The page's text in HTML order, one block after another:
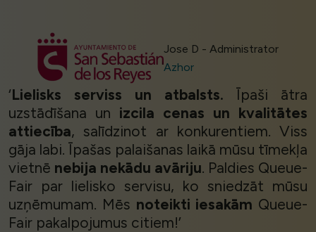
Jose D - Administrator
Azhor
‘Lielisks serviss un atbalsts. Īpaši ātra
uzstādīšana un izcila cenas un kvalitātes
attiecība, salīdzinot ar konkurentiem. Viss
gāja labi. Īpašas palaišanas laikā mūsu tīmekļa
vietnē nebija nekādu avāriju. Paldies Queue-
Fair par lielisko servisu, ko sniedzāt mūsu
uzņēmumam. Mēs noteikti iesakām Queue-
Fair pakalpojumus citiem!’